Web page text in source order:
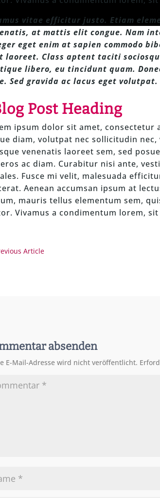
vitae efficitur justo. Etiam
at mattis elit congue. Nam
eget enim at sapien commodo
laoreet. Class aptent taciti
libero, eu tincidunt quam.
Sed gravida ac lacus eget
Post Heading
ipsum dolor sit amet, consectetur
diam, volutpat nec sollicitudin
venenatis laoreet sem, sed
ac diam. Curabitur nisi ante,
Fusce mi velit, malesuada
Aenean accumsan ipsum at
mauris tellus elementum sem,
Vivamus a condimentum lorem,
Article
absenden
E-Mail-Adresse wird nicht veröffentlicht.